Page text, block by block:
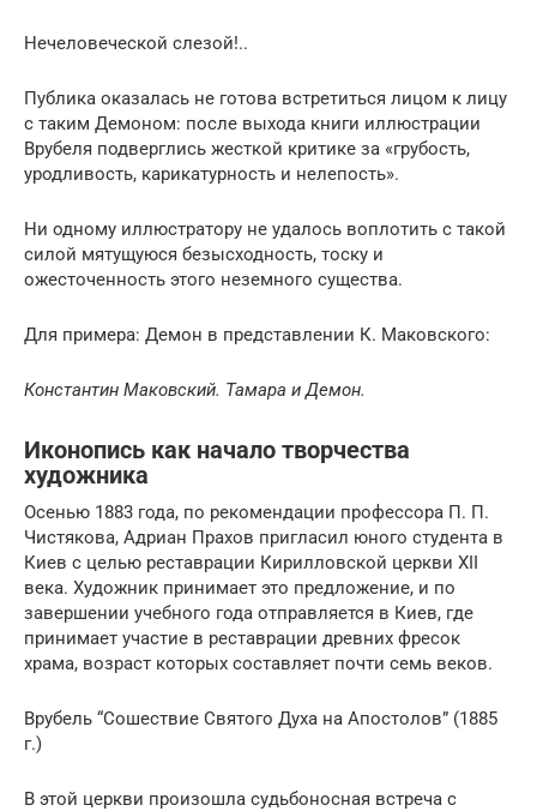
Нечеловеческой слезой!..
Публика оказалась не готова встретиться лицом к лицу
с таким Демоном: после выхода книги иллюстрации
Врубеля подверглись жесткой критике за «грубость,
уродливость, карикатурность и нелепость».
Ни одному иллюстратору не удалось воплотить с такой
силой мятущуюся безысходность, тоску и
ожесточенность этого неземного существа.
Для примера: Демон в представлении К. Маковского:
Константин Маковский. Тамара и Демон.
Иконопись как начало творчества
художника
Осенью 1883 года, по рекомендации профессора П. П.
Чистякова, Адриан Прахов пригласил юного студента в
Киев с целью реставрации Кирилловской церкви XII
века. Художник принимает это предложение, и по
завершении учебного года отправляется в Киев, где
принимает участие в реставрации древних фресок
храма, возраст которых составляет почти семь веков.
Врубель “Сошествие Святого Духа на Апостолов” (1885
г.)
В этой церкви произошла судьбоносная встреча с